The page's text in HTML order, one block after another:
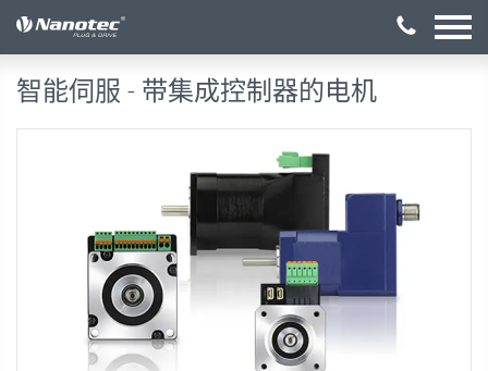
激活配置
智能伺服 - 带集成控制器的电机